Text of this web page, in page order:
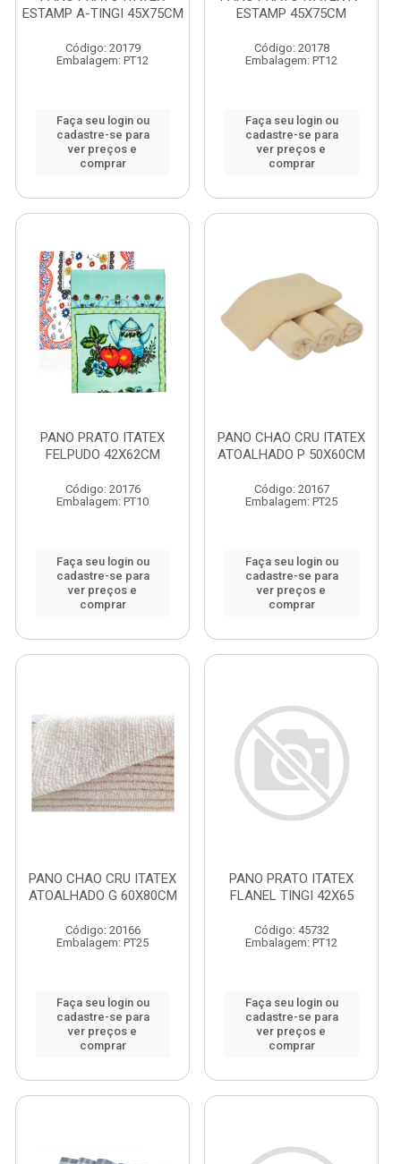
ESTAMP A-TINGI 45X75CM
Código: 20179
Embalagem: PT12
Faça seu login ou
cadastre-se para
ver preços e
comprar
ESTAMP 45X75CM
Código: 20178
Embalagem: PT12
Faça seu login ou
cadastre-se para
ver preços e
comprar
PANO PRATO ITATEX
FELPUDO 42X62CM
Código: 20176
Embalagem: PT10
Faça seu login ou
cadastre-se para
ver preços e
comprar
PANO CHAO CRU ITATEX
ATOALHADO P 50X60CM
Código: 20167
Embalagem: PT25
Faça seu login ou
cadastre-se para
ver preços e
comprar
PANO CHAO CRU ITATEX
ATOALHADO G 60X80CM
Código: 20166
Embalagem: PT25
Faça seu login ou
cadastre-se para
ver preços e
comprar
PANO PRATO ITATEX
FLANEL TINGI 42X65
Código: 45732
Embalagem: PT12
Faça seu login ou
cadastre-se para
ver preços e
comprar